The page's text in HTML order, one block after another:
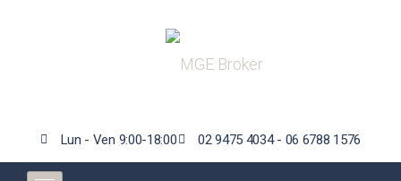
Lun - Ven 9:00-18:00 02 9475 4034 - 06 6788 1576